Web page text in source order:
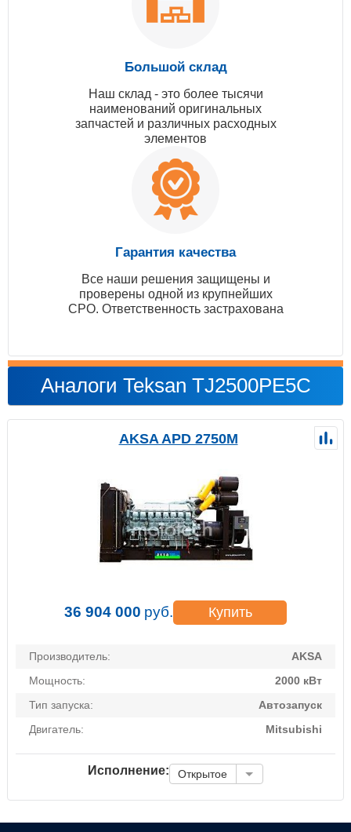
Большой склад
Наш склад - это более тысячи
наименований оригинальных
запчастей и различных расходных
элементов
Гарантия качества
Все наши решения защищены и
проверены одной из крупнейших
СРО. Ответственность застрахована
Аналоги Teksan TJ2500PE5C
AKSA APD 2750M
36 904 000 руб. Купить
Производитель:
AKSA
Мощность:
2000 кВт
Тип запуска:
Автозапуск
Двигатель:
Mitsubishi
Исполнение: Открытое